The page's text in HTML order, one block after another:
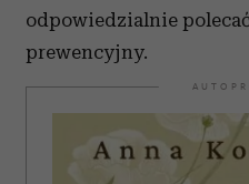
odpowiedzialnie
prewencyjny.